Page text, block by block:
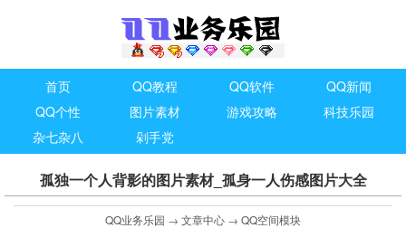
首页 QQ教程 QQ软件
QQ新闻
QQ个性
图片素材 游戏攻略
科技乐园
杂七杂八
剁手党
孤独一个人背影的图片素材_孤身一人伤感图片大全
QQ业务乐园 → 文章中心 → QQ空间模块